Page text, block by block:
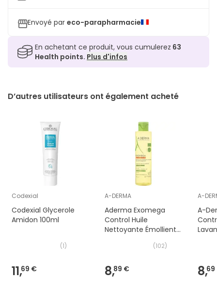
Envoyé par eco-parapharmacie
En achetant ce produit, vous cumulerez 63
Health points. Plus d'infos
D’autres utilisateurs ont également acheté
Codexial
Codexial Glycerole
Amidon 100ml
(1)
11,69 €
A-DERMA
Aderma Exomega
Control Huile
Nettoyante Émolliente
(102)
8,89 €
A-
A-
8,